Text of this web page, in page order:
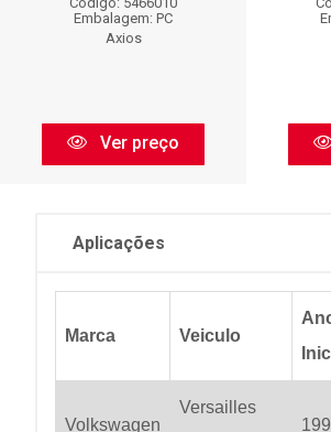
Embalagem: PC
Axios
Ver preço
Aplicações
Marca Veiculo
Volkswagen
Versailles